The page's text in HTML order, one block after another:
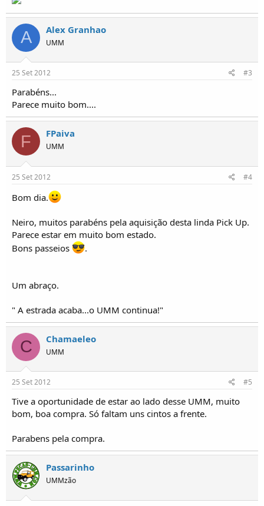
A Alex Granhao
UMM
25 Set 2012 #3
Parabéns...
Parece muito bom....
F FPaiva
UMM
25 Set 2012 #4
Bom dia.
Neiro, muitos parabéns pela aquisição desta linda Pick Up.
Parece estar em muito bom estado.
Bons passeios
.
Um abraço.
" A estrada acaba...o UMM continua!"
C Chamaeleo
UMM
25 Set 2012 #5
Tive a oportunidade de estar ao lado desse UMM, muito
bom, boa compra. Só faltam uns cintos a frente.
Parabens pela compra.
Passarinho
UMMzão